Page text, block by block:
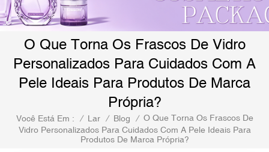
O Que Torna Os Frascos De Vidro
Personalizados Para Cuidados Com A
Pele Ideais Para Produtos De Marca
Própria?
Você Está Em : / Lar / Blog / O Que Torna Os Frascos De
Vidro Personalizados Para Cuidados Com A Pele Ideais Para
Produtos De Marca Própria?